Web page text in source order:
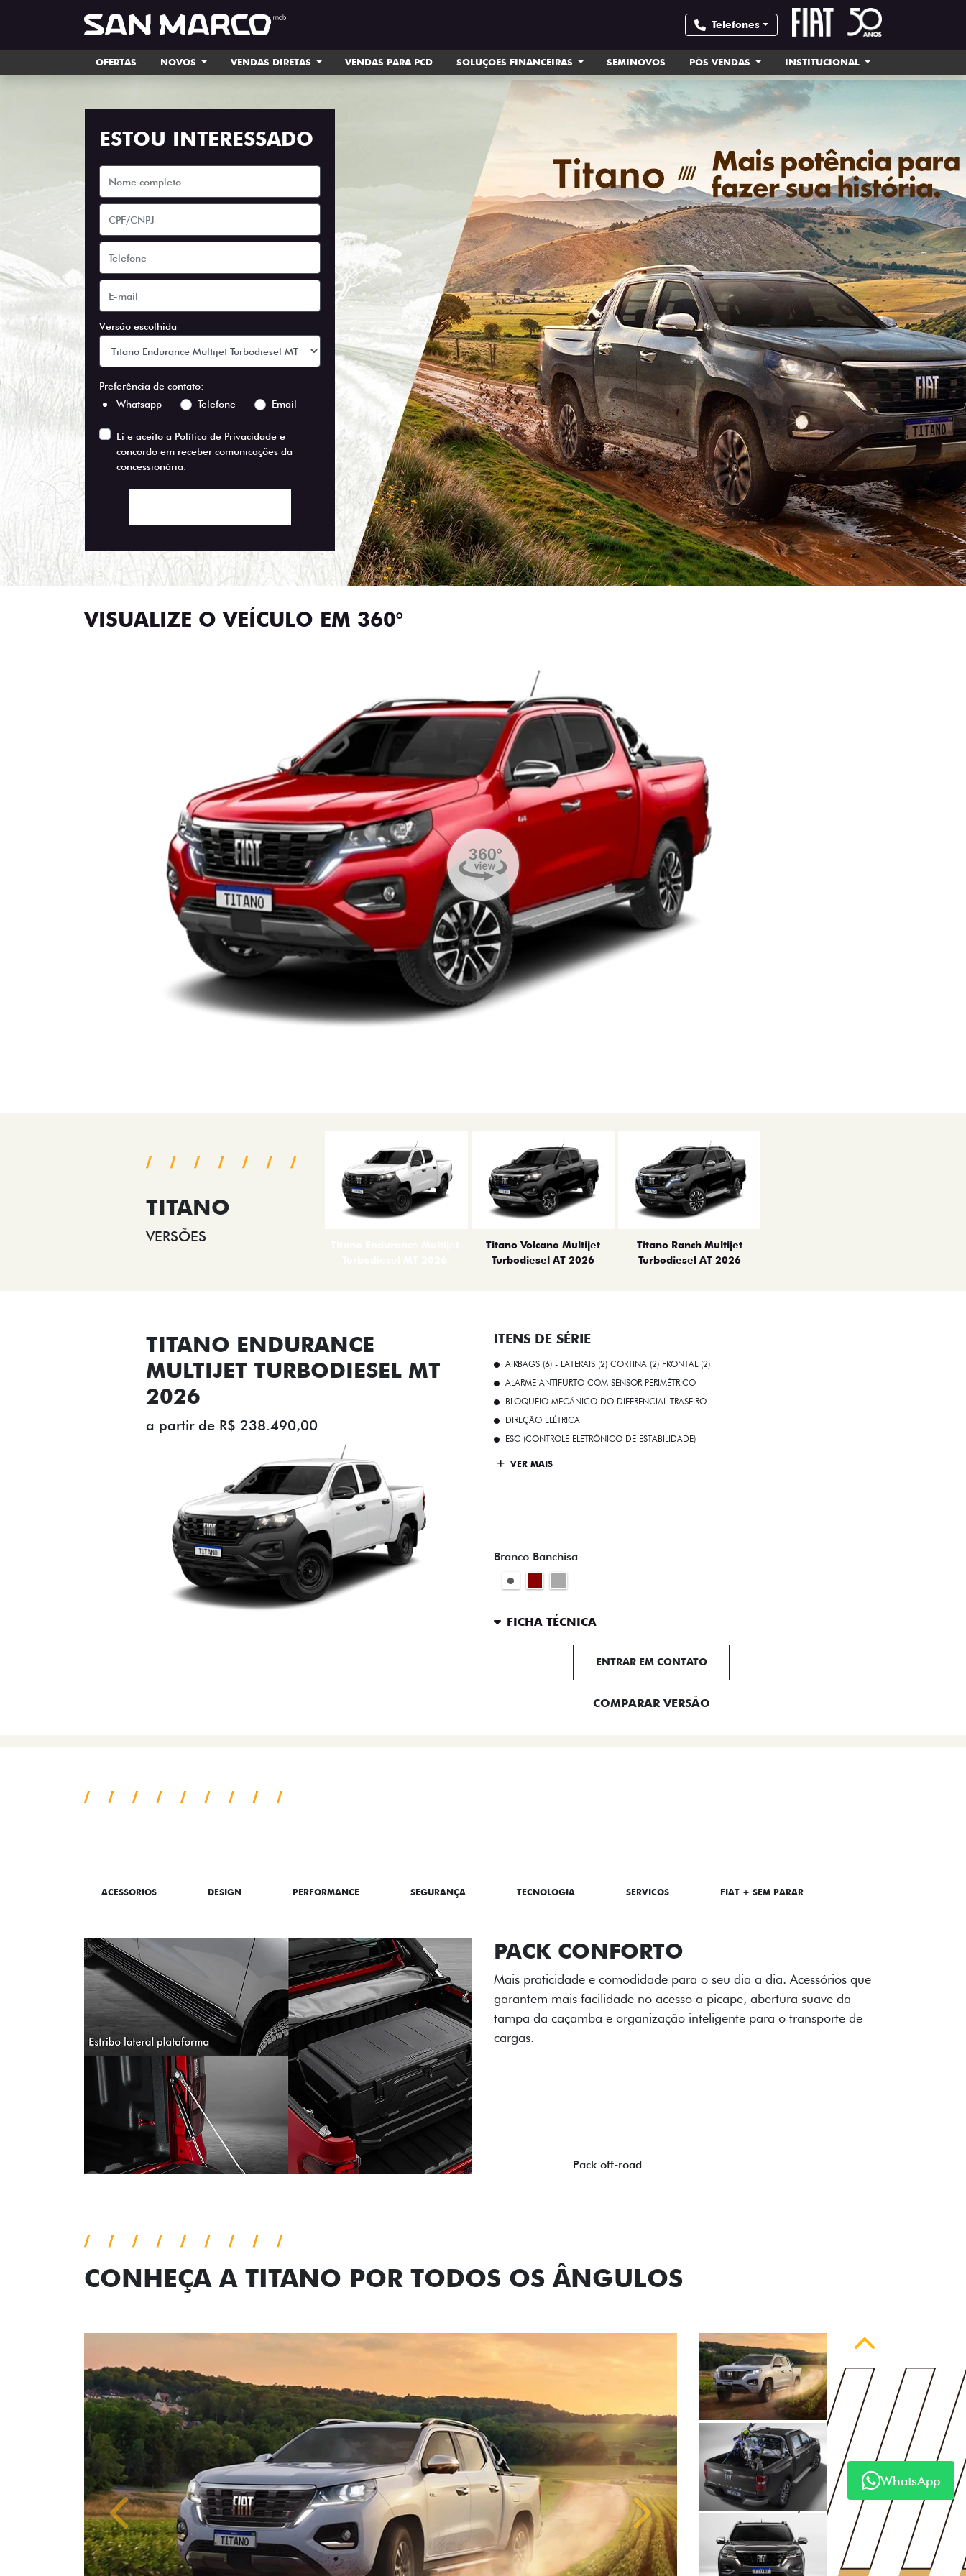
Telefones
OFERTAS NOVOS VENDAS DIRETAS VENDAS PARA PCD SOLUÇÕES FINANCEIRAS SEMINOVOS PÓS VENDAS INSTITUCIONAL
ESTOU INTERESSADO
Versão escolhida
Preferência de contato:
Whatsapp
Telefone Email
Li e aceito a Política de Privacidade e
concordo em receber comunicações da
concessionária.
VISUALIZE O VEÍCULO EM 360°
TITANO
VERSÕES
Titano Volcano Multijet
Turbodiesel AT 2026
Titano Ranch Multijet
Turbodiesel AT 2026
TITANO ENDURANCE
MULTIJET TURBODIESEL MT
2026
a partir de R$ 238.490,00
ITENS DE SÉRIE
AIRBAGS (6) - LATERAIS (2) CORTINA (2) FRONTAL (2)
ALARME ANTIFURTO COM SENSOR PERIMÉTRICO
BLOQUEIO MECÂNICO DO DIFERENCIAL TRASEIRO
DIREÇÃO ELÉTRICA
ESC (CONTROLE ELETRÔNICO DE ESTABILIDADE)
VER MAIS
Branco Banchisa
FICHA TÉCNICA
ENTRAR EM CONTATO
COMPARAR VERSÃO
ACESSORIOS DESIGN PERFORMANCE SEGURANÇA TECNOLOGIA SERVICOS FIAT + SEM PARAR
PACK OFF-ROAD
Prepare sua picape para qualquer desafio. O Pack off-road combina
engate de reboque para até 3,5 toneladas, alargadores de para-
lamas e overbumper, oferecendo mais capacidade de reboque,
proteção extra para a carroceria e um visual ainda mais imponente
CONHEÇA A TITANO POR TODOS OS ÂNGULOS
Anterior Próximo
Anterior
WhatsApp